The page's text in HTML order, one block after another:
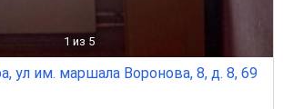
1 из 5
ул им. маршала Воронова, 8, д. 8, 69